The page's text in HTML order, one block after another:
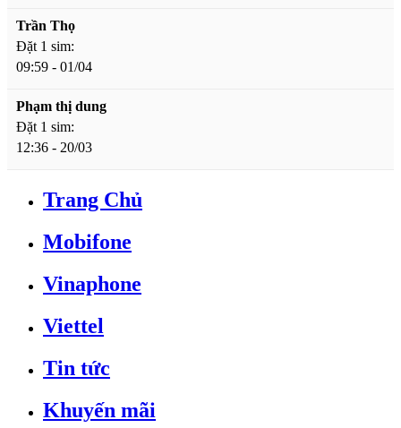
Trần Thọ
Đặt 1 sim:
09:59 - 01/04
Phạm thị dung
Đặt 1 sim:
12:36 - 20/03
Trang Chủ
Mobifone
Vinaphone
Viettel
Tin tức
Khuyến mãi